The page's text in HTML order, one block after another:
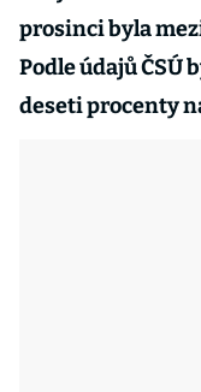
prosinci byla
Podle údajů ČSÚ
deseti procenty